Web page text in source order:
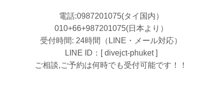
電話:0987201075(タイ国内）
010+66+987201075(日本より）
受付時間: 24時間（LINE・メール対応）
LINE ID：[ divejct-phuket ]
ご相談,ご予約は何時でも受付可能です！！